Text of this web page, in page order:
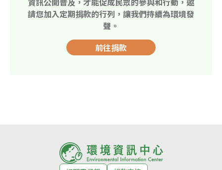
請您加入定期捐款的行列，讓我們持續為環境發
聲。
前往捐款